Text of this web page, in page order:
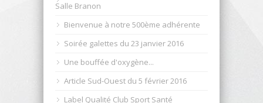
Salle Branon
Bienvenue à notre 500ème adhérente
Soirée galettes du 23 janvier 2016
Une bouffée d'oxygène...
Article Sud-Ouest du 5 février 2016
Label Qualité Club Sport Santé